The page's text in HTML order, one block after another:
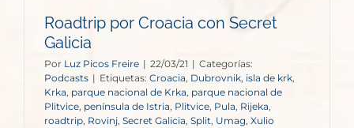
Roadtrip por Croacia con Secret
Galicia
Por Luz Picos Freire | 22/03/21 | Categorías:
Podcasts | Etiquetas: Croacia, Dubrovnik, isla de krk,
Krka, parque nacional de Krka, parque nacional de
Plitvice, península de Istria, Plitvice, Pula, Rijeka,
roadtrip, Rovinj, Secret Galicia, Split, Umag, Xulio